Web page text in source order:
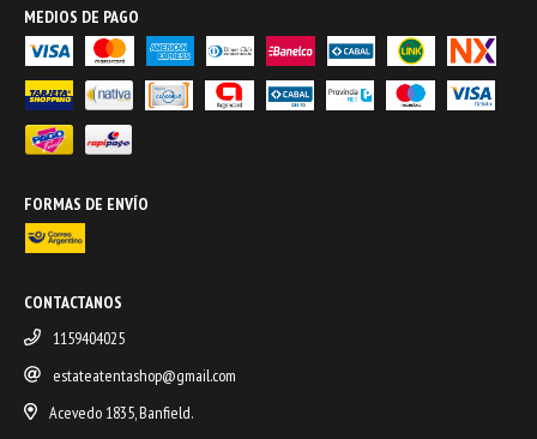
MEDIOS DE PAGO
FORMAS DE ENVÍO
CONTACTANOS
1159404025
estateatentashop@gmail.com
Acevedo 1835, Banfield.